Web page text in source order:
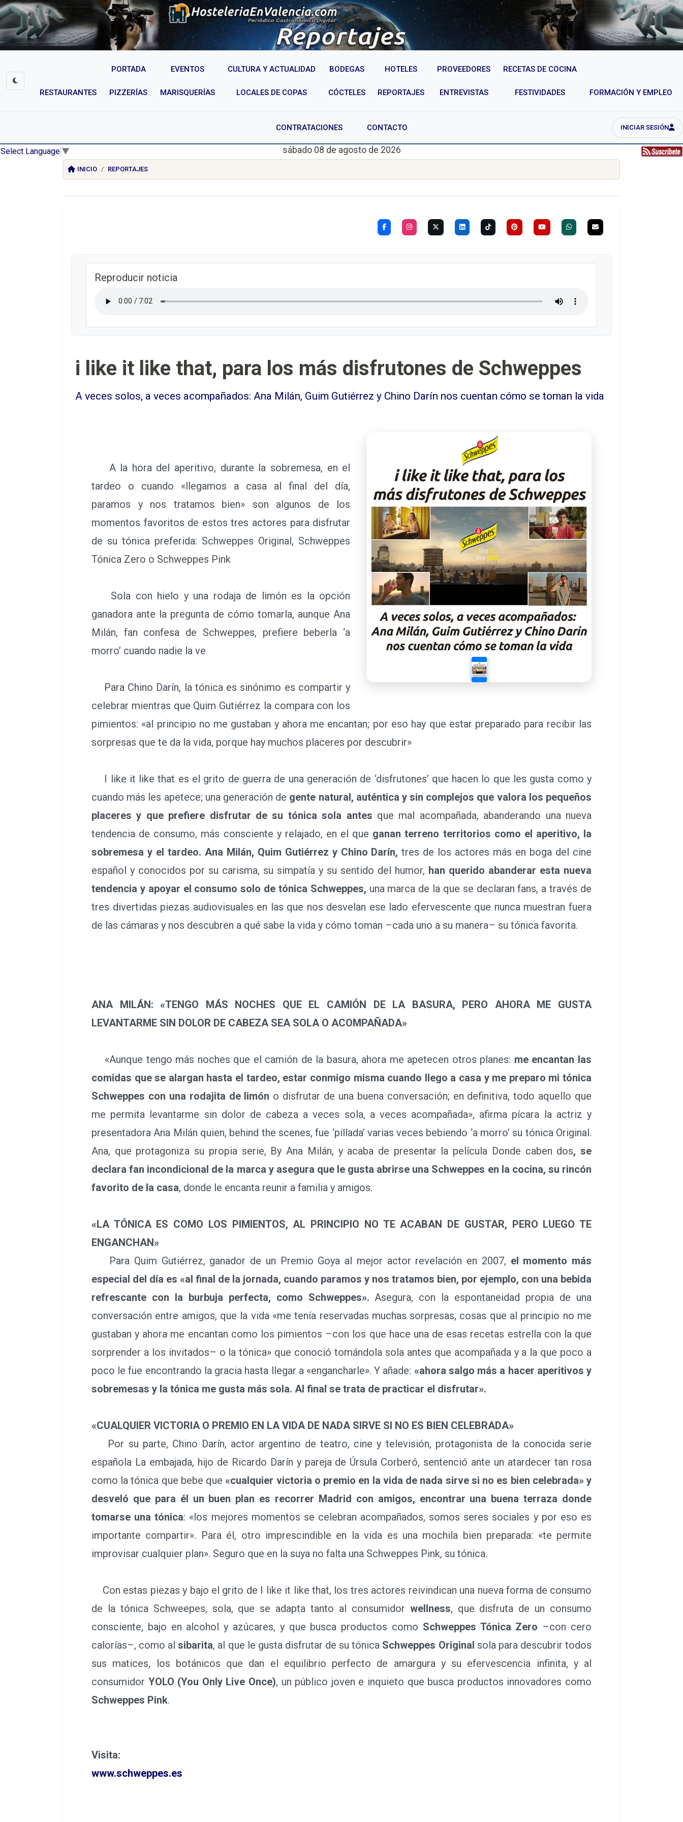
PORTADA EVENTOS CULTURA Y ACTUALIDAD BODEGAS HOTELES PROVEEDORES RECETAS DE COCINA
RESTAURANTES PIZZERÍAS MARISQUERÍAS LOCALES DE COPAS CÓCTELES REPORTAJES ENTREVISTAS FESTIVIDADES FORMACIÓN Y EMPLEO
CONTRATACIONES CONTACTO INICIAR SESIÓN
Select Language ▼ sábado 08 de agosto de 2026
INICIO REPORTAJES
Reproducir noticia
i like it like that, para los más disfrutones de Schweppes
A veces solos, a veces acompañados: Ana Milán, Guim Gutiérrez y Chino Darín nos cuentan cómo se toman la vida
A la hora del aperitivo, durante la sobremesa, en el
tardeo o cuando «llegamos a casa al final del día,
paramos y nos tratamos bien» son algunos de los
momentos favoritos de estos tres actores para disfrutar
de su tónica preferida: Schweppes Original, Schweppes
Tónica Zero o Schweppes Pink
Sola con hielo y una rodaja de limón es la opción
ganadora ante la pregunta de cómo tomarla, aunque Ana
Milán, fan confesa de Schweppes, prefiere beberla ‘a
morro’ cuando nadie la ve
Para Chino Darín, la tónica es sinónimo es compartir y
celebrar mientras que Quim Gutiérrez la compara con los
pimientos: «al principio no me gustaban y ahora me encantan; por eso hay que estar preparado para recibir las
sorpresas que te da la vida, porque hay muchos placeres por descubrir»
I like it like that es el grito de guerra de una generación de ‘disfrutones’ que hacen lo que les gusta como y
cuando más les apetece; una generación de gente natural, auténtica y sin complejos que valora los pequeños
placeres y que prefiere disfrutar de su tónica sola antes que mal acompañada, abanderando una nueva
tendencia de consumo, más consciente y relajado, en el que ganan terreno territorios como el aperitivo, la
sobremesa y el tardeo. Ana Milán, Quim Gutiérrez y Chino Darín, tres de los actores más en boga del cine
español y conocidos por su carisma, su simpatía y su sentido del humor, han querido abanderar esta nueva
tendencia y apoyar el consumo solo de tónica Schweppes, una marca de la que se declaran fans, a través de
tres divertidas piezas audiovisuales en las que nos desvelan ese lado efervescente que nunca muestran fuera
de las cámaras y nos descubren a qué sabe la vida y cómo toman –cada uno a su manera– su tónica favorita.
ANA MILÁN: «TENGO MÁS NOCHES QUE EL CAMIÓN DE LA BASURA, PERO AHORA ME GUSTA
LEVANTARME SIN DOLOR DE CABEZA SEA SOLA O ACOMPAÑADA»
«Aunque tengo más noches que el camión de la basura, ahora me apetecen otros planes: me encantan las
comidas que se alargan hasta el tardeo, estar conmigo misma cuando llego a casa y me preparo mi tónica
Schweppes con una rodajita de limón o disfrutar de una buena conversación; en definitiva, todo aquello que
me permita levantarme sin dolor de cabeza a veces sola, a veces acompañada», afirma pícara la actriz y
presentadora Ana Milán quien, behind the scenes, fue ‘pillada’ varias veces bebiendo ‘a morro’ su tónica Original.
Ana, que protagoniza su propia serie, By Ana Milán, y acaba de presentar la película Donde caben dos, se
declara fan incondicional de la marca y asegura que le gusta abrirse una Schweppes en la cocina, su rincón
favorito de la casa, donde le encanta reunir a familia y amigos.
«LA TÓNICA ES COMO LOS PIMIENTOS, AL PRINCIPIO NO TE ACABAN DE GUSTAR, PERO LUEGO TE
ENGANCHAN»
Para Quim Gutiérrez, ganador de un Premio Goya al mejor actor revelación en 2007, el momento más
especial del día es «al final de la jornada, cuando paramos y nos tratamos bien, por ejemplo, con una bebida
refrescante con la burbuja perfecta, como Schweppes». Asegura, con la espontaneidad propia de una
conversación entre amigos, que la vida «me tenía reservadas muchas sorpresas, cosas que al principio no me
gustaban y ahora me encantan como los pimientos –con los que hace una de esas recetas estrella con la que
sorprender a los invitados– o la tónica» que conoció tomándola sola antes que acompañada y a la que poco a
poco le fue encontrando la gracia hasta llegar a «engancharle». Y añade: «ahora salgo más a hacer aperitivos y
sobremesas y la tónica me gusta más sola. Al final se trata de practicar el disfrutar».
«CUALQUIER VICTORIA O PREMIO EN LA VIDA DE NADA SIRVE SI NO ES BIEN CELEBRADA»
Por su parte, Chino Darín, actor argentino de teatro, cine y televisión, protagonista de la conocida serie
española La embajada, hijo de Ricardo Darín y pareja de Úrsula Corberó, sentenció ante un atardecer tan rosa
como la tónica que bebe que «cualquier victoria o premio en la vida de nada sirve si no es bien celebrada» y
desveló que para él un buen plan es recorrer Madrid con amigos, encontrar una buena terraza donde
tomarse una tónica: «los mejores momentos se celebran acompañados, somos seres sociales y por eso es
importante compartir». Para él, otro imprescindible en la vida es una mochila bien preparada: «te permite
improvisar cualquier plan». Seguro que en la suya no falta una Schweppes Pink, su tónica.
Con estas piezas y bajo el grito de I like it like that, los tres actores reivindican una nueva forma de consumo
de la tónica Schweepes, sola, que se adapta tanto al consumidor wellness, que disfruta de un consumo
consciente, bajo en alcohol y azúcares, y que busca productos como Schweppes Tónica Zero –con cero
calorías–, como alsibarita, al que le gusta disfrutar de su tónica Schweppes Original sola para descubrir todos
sus matices, los botánicos que dan el equilibrio perfecto de amargura y su efervescencia infinita, y al
consumidor YOLO (You Only Live Once), un público joven e inquieto que busca productos innovadores como
Schweppes Pink.
Visita:
www.schweppes.es